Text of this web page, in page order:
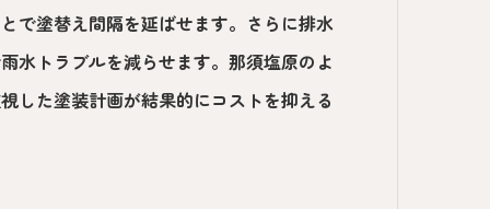
で塗替え間隔を延ばせます。さらに排水
水トラブルを減らせます。那須塩原のよ
した塗装計画が結果的にコストを抑える